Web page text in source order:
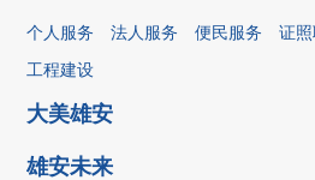
个人服务 法人服务 便民服务 证
工程建设
大美雄安
雄安未来